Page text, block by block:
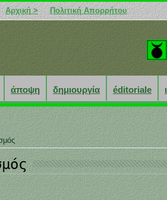
Αρχική > Πολιτική Απορρήτου
άποψη δημιουργία éditoriale